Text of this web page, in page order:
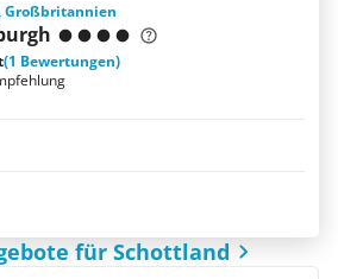
Großbritannien
(1 Bewertungen)
für Schottland